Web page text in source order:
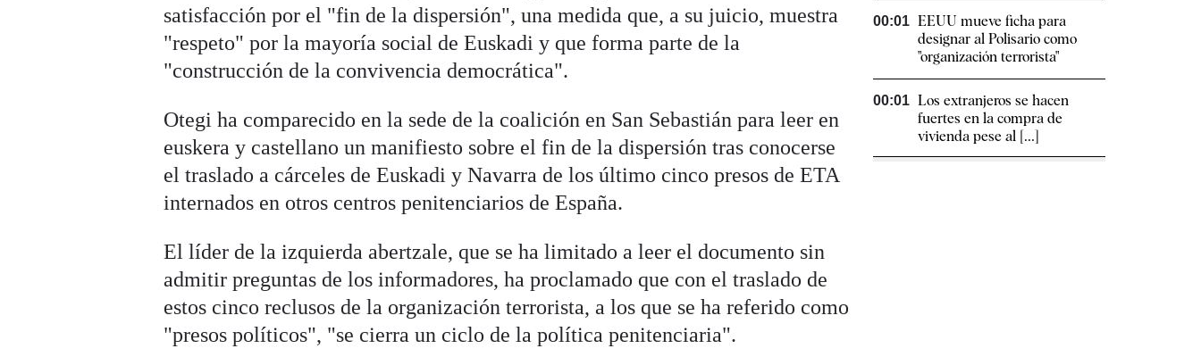
satisfacción por el "fin de la dispersión", una medida que, a su juicio, muestra
"respeto" por la mayoría social de Euskadi y que forma parte de la
"construcción de la convivencia democrática".
Otegi ha comparecido en la sede de la coalición en San Sebastián para leer en
euskera y castellano un manifiesto sobre el fin de la dispersión tras conocerse
el traslado a cárceles de Euskadi y Navarra de los último cinco presos de ETA
internados en otros centros penitenciarios de España.
El líder de la izquierda abertzale, que se ha limitado a leer el documento sin
admitir preguntas de los informadores, ha proclamado que con el traslado de
estos cinco reclusos de la organización terrorista, a los que se ha referido como
"presos políticos", "se cierra un ciclo de la política penitenciaria".
00:01 EEUU mueve ficha para
designar al Polisario como
"organización terrorista"
00:01 Los extranjeros se hacen
fuertes en la compra de
vivienda pese al [...]